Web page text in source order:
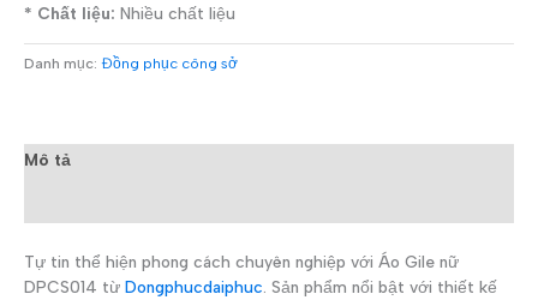
* Chất liệu: Nhiều chất liệu
Danh mục: Đồng phục công sở
Mô tả
Tự tin thể hiện phong cách chuyên nghiệp với Áo Gile nữ
DPCS014 từ Dongphucdaiphuc . Sản phẩm nổi bật với thiết kế